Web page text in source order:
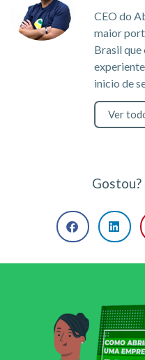
CEO do
maior
Brasil que
inicio de
Ver